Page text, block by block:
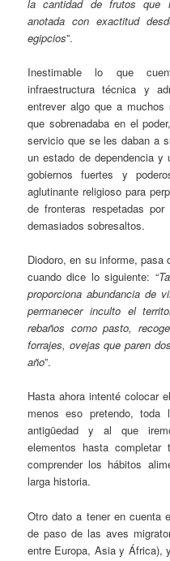
la cantidad de frutos que
anotada con exactitud
egipcios”.
Inestimable lo que
infraestructura técnica y
entrever algo que a
que sobrenadaba en el
servicio que se les daban a
un estado de dependencia
gobiernos fuertes y
aglutinante religioso para
de fronteras respetadas
demasiados sobresaltos.
Diodoro, en su informe,
cuando dice lo siguiente: “
proporciona abundancia de
permanecer inculto el
rebaños como pasto,
forrajes, ovejas que paren
año”.
Hasta ahora intenté colocar
menos eso pretendo,
antigüedad y al que
elementos hasta
comprender los hábitos
larga historia.
Otro dato a tener en cuenta
de paso de las aves
entre Europa, Asia y África),